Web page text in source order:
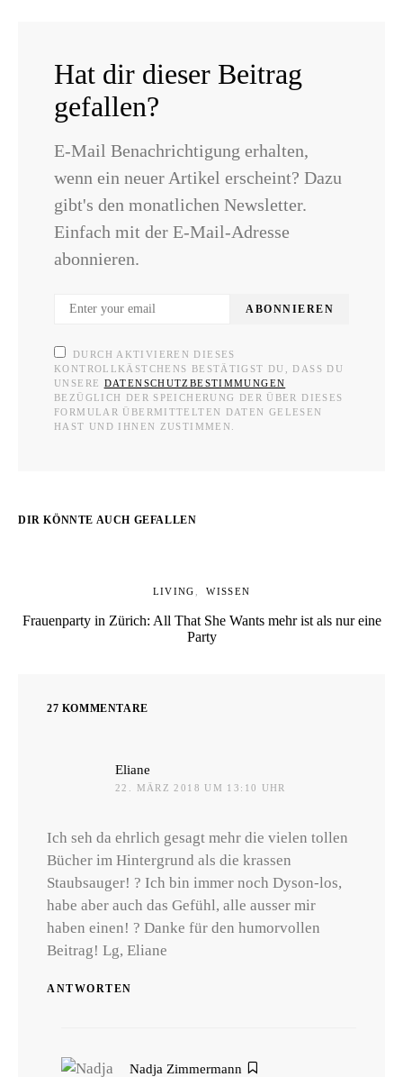
Hat dir dieser Beitrag
gefallen?
E-Mail Benachrichtigung erhalten,
wenn ein neuer Artikel erscheint? Dazu
gibt's den monatlichen Newsletter.
Einfach mit der E-Mail-Adresse
abonnieren.
ABONNIEREN
DURCH AKTIVIEREN DIESES
KONTROLLKÄSTCHENS BESTÄTIGST DU, DASS DU
UNSERE DATENSCHUTZBESTIMMUNGEN
BEZÜGLICH DER SPEICHERUNG DER ÜBER DIESES
FORMULAR ÜBERMITTELTEN DATEN GELESEN
HAST UND IHNEN ZUSTIMMEN.
DIR KÖNNTE AUCH GEFALLEN
LIVING WISSEN
Frauenparty in Zürich: All That She Wants mehr ist als nur eine
Party
27 KOMMENTARE
Eliane
22. MÄRZ 2018 UM 13:10 UHR
Ich seh da ehrlich gesagt mehr die vielen tollen
Bücher im Hintergrund als die krassen
Staubsauger! ? Ich bin immer noch Dyson-los,
habe aber auch das Gefühl, alle ausser mir
haben einen! ? Danke für den humorvollen
Beitrag! Lg, Eliane
ANTWORTEN
Nadja Zimmermann